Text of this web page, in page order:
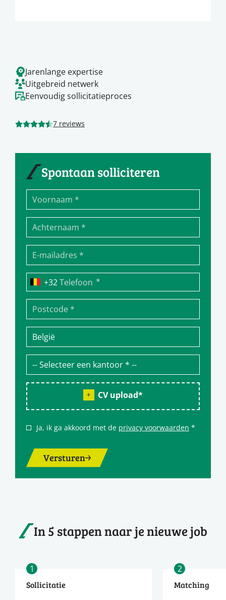
Spontaan solliciteren
Telefoon *
CV upload*
Ja, ik ga akkoord met de privacy voorwaarden *
Versturen
Jarenlange expertise
Uitgebreid netwerk
Eenvoudig sollicitatieproces
7 reviews
In 5 stappen naar je nieuwe job
1
Sollicitatie
2
Matching